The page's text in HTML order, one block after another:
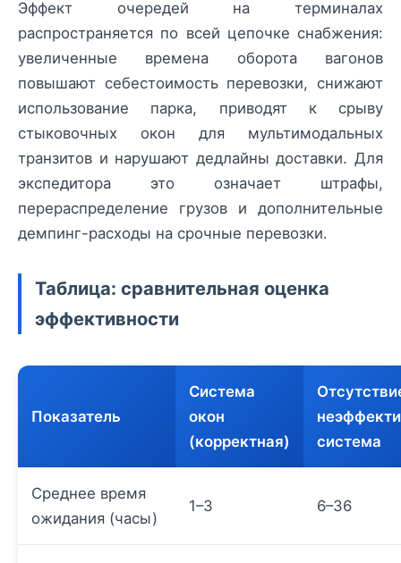
Эффект очередей на терминалах
распространяется по всей цепочке снабжения:
увеличенные времена оборота вагонов
повышают себестоимость перевозки, снижают
использование парка, приводят к срыву
стыковочных окон для мультимодальных
транзитов и нарушают дедлайны доставки. Для
экспедитора это означает штрафы,
перераспределение грузов и дополнительные
демпинг-расходы на срочные перевозки.
Таблица: сравнительная оценка
эффективности
Показатель
Система
окон
(корректная)
система
Среднее время
ожидания (часы)
1–3 6–36